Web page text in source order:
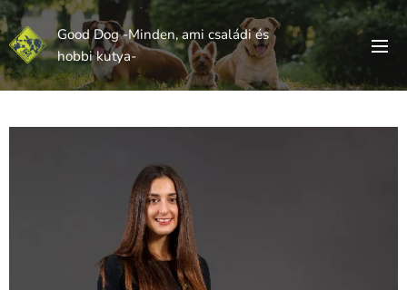
Good Dog -Minden, ami családi és
hobbi kutya-